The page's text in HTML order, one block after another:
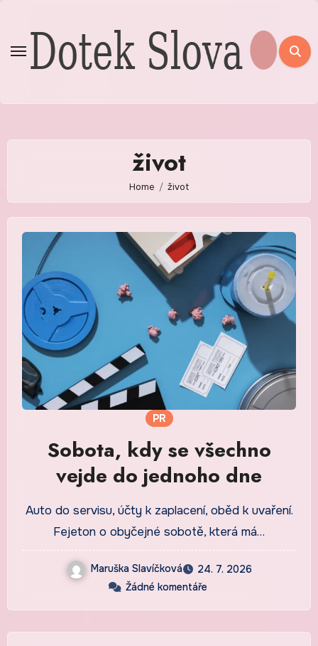
content
život
Home život
PR
Sobota, kdy se všechno
vejde do jednoho dne
Auto do servisu, účty k zaplacení, oběd k uvaření.
Fejeton o obyčejné sobotě, která má…
Maruška Slavíčková
24. 7. 2026
Žádné komentáře